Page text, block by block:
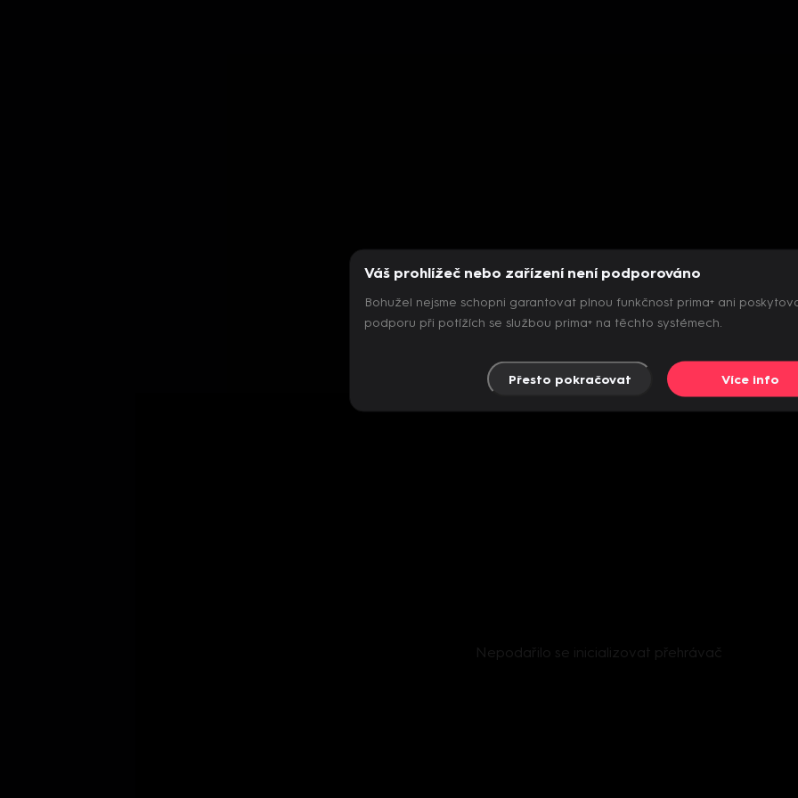
Nepodařilo se inicializovat přehrávač
Váš prohlížeč nebo zařízení není podporováno
Bohužel nejsme schopni garantovat plnou funkčnost prima+ ani
podporu při potížích se službou prima+ na těchto systémech.
Přesto pokračovat Více info